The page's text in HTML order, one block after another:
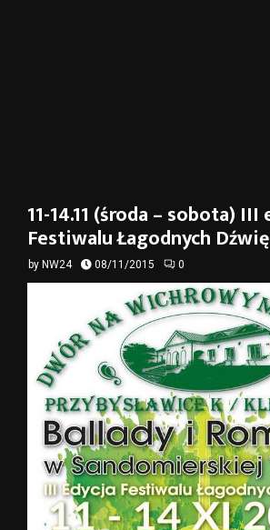
11-14.11 (środa – sobota) III
Festiwalu Łagodnych
by NW24 08/11/2015 0